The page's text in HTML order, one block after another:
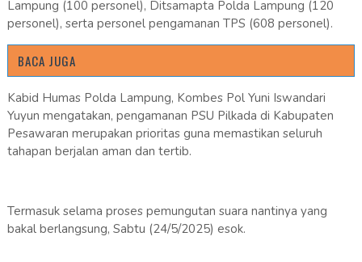
Lampung (100 personel), Ditsamapta Polda Lampung (120
personel), serta personel pengamanan TPS (608 personel).
BACA JUGA
Kabid Humas Polda Lampung, Kombes Pol Yuni Iswandari
Yuyun mengatakan, pengamanan PSU Pilkada di Kabupaten
Pesawaran merupakan prioritas guna memastikan seluruh
tahapan berjalan aman dan tertib.
Termasuk selama proses pemungutan suara nantinya yang
bakal berlangsung, Sabtu (24/5/2025) esok.